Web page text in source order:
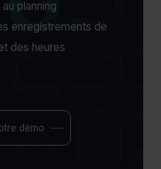
planning
enregistrements de
des heures
démo